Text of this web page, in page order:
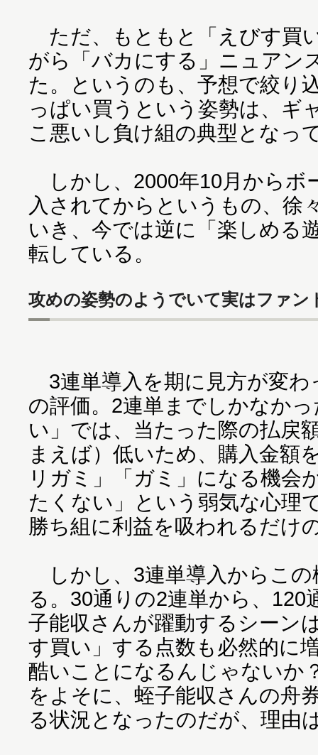
ただ、もともと「えびす買
がら「バカにする」ニュアン
た。というのも、予想で絞り
っぱい買うという姿勢は、ギ
こ悪いし負け組の典型となっ
しかし、2000年10月からボ
入されてからというもの、徐
いき、今では逆に「楽しめる
転している。
攻めの姿勢のようでいて実はファン
3連単導入を期に見方が変わ
の評価。2連単までしかなか
い」では、当たった際の払戻
まえば）低いため、購入金額
リガミ」「ガミ」になる機会
たくない」という弱気な心理
勝ち組に利益を吸われるだけ
しかし、3連単導入からこの
る。30通りの2連単から、120
子能収さんが躍動するシーン
す買い」する点数も必然的に
酷いことになるんじゃない
をよそに、蛭子能収さんの舟
る状況となったのだが、理由